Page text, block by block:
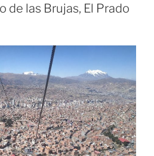
movernos por la ciudad
dar un paseo se sintiera
la ciudadCochabamba
desdeVilla Tunari.No te
hicimos por laciudad de